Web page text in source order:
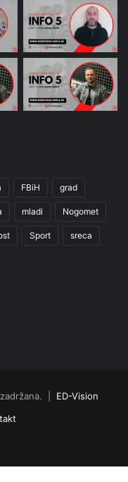
FBiH grad
mladi Nogomet
Sport sreca
| ED-Vision